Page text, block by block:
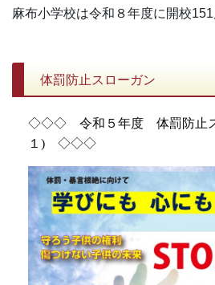
麻布小学校は令和８年度に開校151
体罰防止スローガン
◇◇◇ 令和５年度 体罰防止ス
１) ◇◇◇